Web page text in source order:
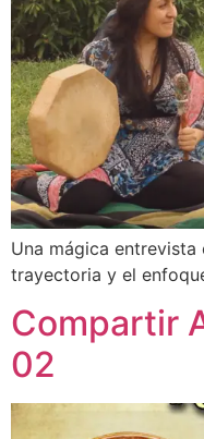
Una mágica entrevista
trayectoria y el
Compartir
02